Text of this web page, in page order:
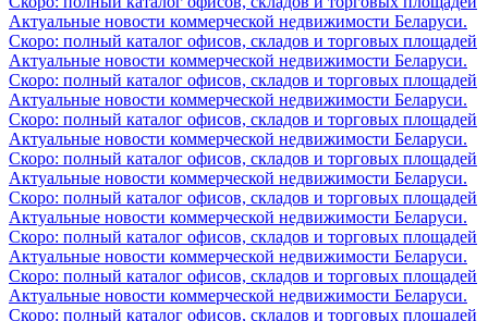
Актуальные новости коммерческой недвижимости Беларуси.
Скоро: полный каталог офисов, складов и торговых площадей
Актуальные новости коммерческой недвижимости Беларуси.
Скоро: полный каталог офисов, складов и торговых площадей
Актуальные новости коммерческой недвижимости Беларуси.
Скоро: полный каталог офисов, складов и торговых площадей
Актуальные новости коммерческой недвижимости Беларуси.
Скоро: полный каталог офисов, складов и торговых площадей
Актуальные новости коммерческой недвижимости Беларуси.
Скоро: полный каталог офисов, складов и торговых площадей
Актуальные новости коммерческой недвижимости Беларуси.
Скоро: полный каталог офисов, складов и торговых площадей
Актуальные новости коммерческой недвижимости Беларуси.
Скоро: полный каталог офисов, складов и торговых площадей
Актуальные новости коммерческой недвижимости Беларуси.
Скоро: полный каталог офисов, складов и торговых площадей